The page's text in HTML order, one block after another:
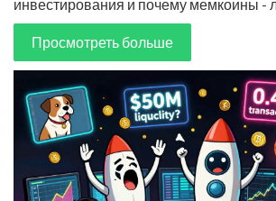
инвестирования и почему мемкоины -
Просмотреть больше